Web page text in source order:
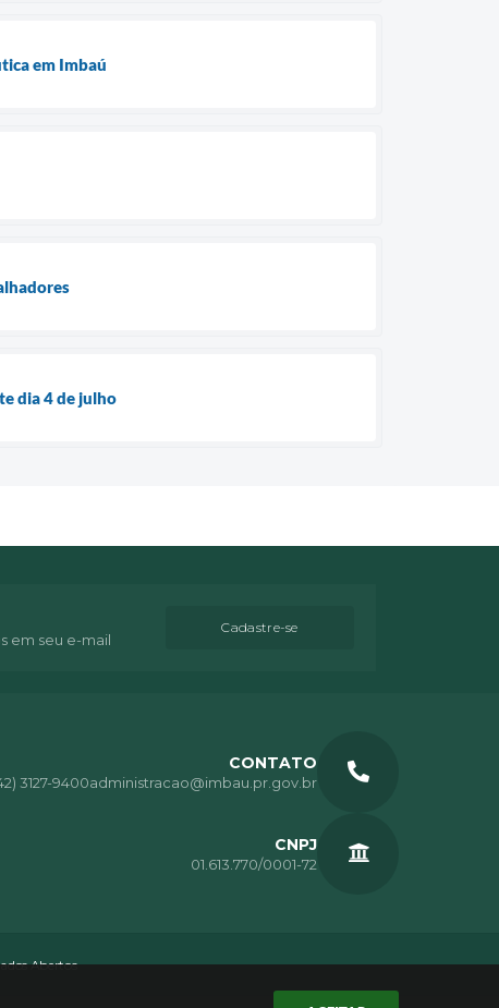
em Imbaú
dia 4 de julho
em seu e-mail
Cadastre-se
CONTATO
3127-9400administracao@imbau.pr.gov.br
CNPJ
01.613.770/0001-72
Abertos